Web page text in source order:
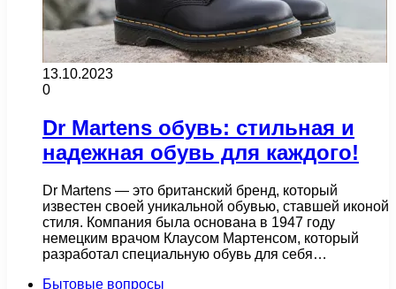
13.10.2023
0
Dr Martens обувь: стильная и
надежная обувь для каждого!
Dr Martens — это британский бренд, который
известен своей уникальной обувью, ставшей иконой
стиля. Компания была основана в 1947 году
немецким врачом Клаусом Мартенсом, который
разработал специальную обувь для себя…
Бытовые вопросы